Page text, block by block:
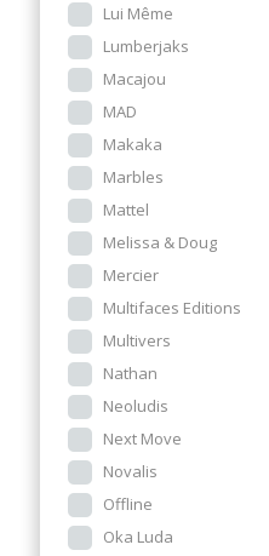
Lui Même
Lumberjaks
Macajou
MAD
Makaka
Marbles
Mattel
Melissa & Doug
Mercier
Multifaces Editions
Multivers
Nathan
Neoludis
Next Move
Novalis
Offline
Oka Luda